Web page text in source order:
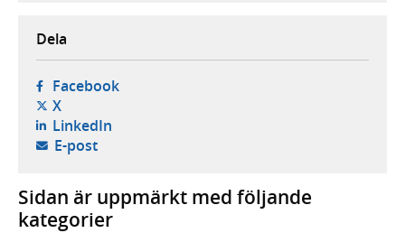
Dela
Facebook- öppnas i ny flik, extern webbplats,
X- öppnas i ny flik, extern webbplats,
LinkedIn- öppnas i ny flik, extern webbplats,
E-post- öppnar din e-postklient,
Sidan är uppmärkt med följande
kategorier